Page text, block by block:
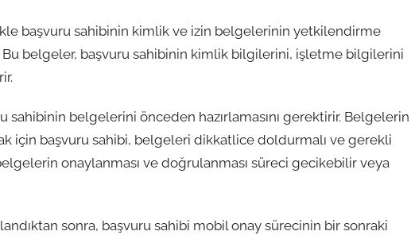
başvuru sahibinin kimlik ve izin belgelerinin yetkilendirme
Bu belgeler, başvuru sahibinin kimlik bilgilerini, işletme bilgilerini
sahibinin belgelerini önceden hazırlamasını gerektirir. Belgelerin
için başvuru sahibi, belgeleri dikkatlice doldurmalı ve gerekli
onaylanması ve doğrulanması süreci gecikebilir veya
sonra, başvuru sahibi mobil onay sürecinin bir sonraki